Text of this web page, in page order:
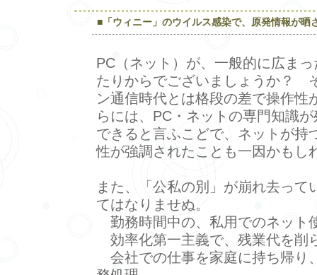
■「ウィニー」のウイルス感染で、原発情報が晒
PC（ネット）が、一般的に広ま
たりからでございましょうか？
ン通信時代とは格段の差で操作性
らには、PC・ネットの専門知識
できると言ふこどで、ネットが持
性が強調されたことも一因かもし
また、「公私の別」が崩れ去って
てはなりませぬ。
勤務時間中の、私用でのネット
効率化第一主義で、残業代を削
会社での仕事を家庭に持ち帰り